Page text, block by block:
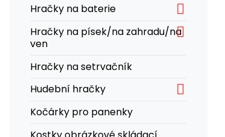
Hračky na baterie

Hračky na písek/na zahradu/na
ven

Hračky na setrvačník
Hudební hračky

Kočárky pro panenky